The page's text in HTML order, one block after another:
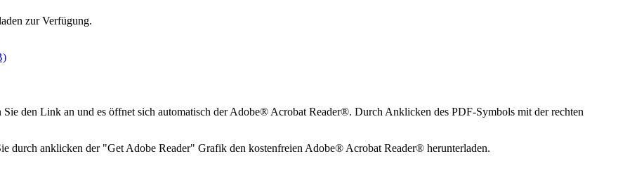
zur Verfügung.
den Link an und es öffnet sich automatisch der Adobe® Acrobat Reader®. Durch Anklicken des PDF-Symbols mit der rechten
durch anklicken der "Get Adobe Reader" Grafik den kostenfreien Adobe® Acrobat Reader® herunterladen.